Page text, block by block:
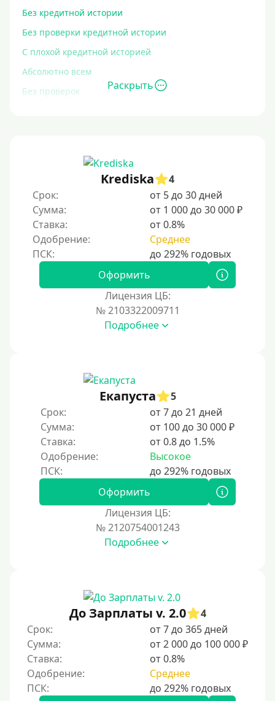
Без кредитной истории
Без проверки кредитной истории
С плохой кредитной историей
Абсолютно всем
Без проверок
С просрочками
Залог
Под залог ПТС
Без залога
Под залог недвижимости
Под ПТС по доверенности
Цель
На Новый Год
Для исправления кредитной истории
На погашение других займов
До зарплаты
Без документов
По ИНН
По загранпаспорту
По военному билету
По водительскому удостоверению
Раскрыть
Krediska
4
Срок:
от 5 до 30 дней
Сумма:
от 1 000 до 30 000 ₽
Ставка:
от 0.8%
Одобрение:
Среднее
Оформить
Лицензия ЦБ:
№ 2103322009711
Подробнее
Екапуста
5
Срок:
от 7 до 21 дней
Сумма:
от 100 до 30 000 ₽
Ставка:
от 0.8 до 1.5%
Одобрение:
Высокое
Оформить
Лицензия ЦБ:
№ 2120754001243
Подробнее
До Зарплаты v. 2.0
4
Срок:
от 7 до 365 дней
Сумма:
от 2 000 до 100 000 ₽
Ставка:
от 0.8%
Одобрение:
Среднее